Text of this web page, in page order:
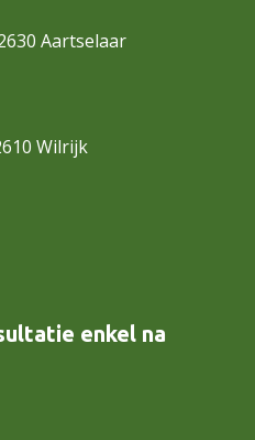
Aartselaar
Wilrijk
enkel na